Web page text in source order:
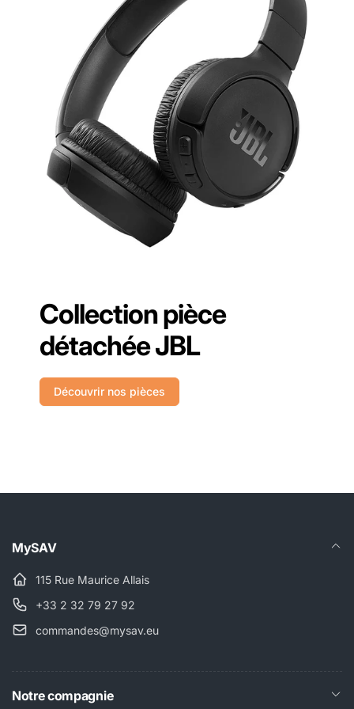
Collection pièce
détachée JBL
Découvrir nos pièces
MySAV
115 Rue Maurice Allais
+33 2 32 79 27 92
commandes@mysav.eu
Notre compagnie